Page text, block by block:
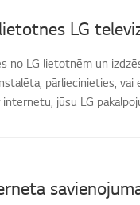
LG
no LG lietotnēm un
pārliecinieties, vai
jūsu LG